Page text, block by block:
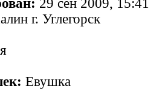
29 сен 2009, 15:41
г. Углегорск
Евушка